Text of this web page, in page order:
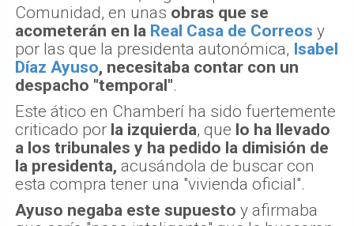
Comunidad, en unas obras que se
acometerán en la Real Casa de Correos y
por las que la presidenta autonómica, Isabel
Díaz Ayuso, necesitaba contar con un
despacho "temporal".
Este ático en Chamberí ha sido fuertemente
criticado por la izquierda, que lo ha llevado
a los tribunales y ha pedido la dimisión de
la presidenta, acusándola de buscar con
esta compra tener una "vivienda oficial".
Ayuso negaba este supuesto y afirmaba